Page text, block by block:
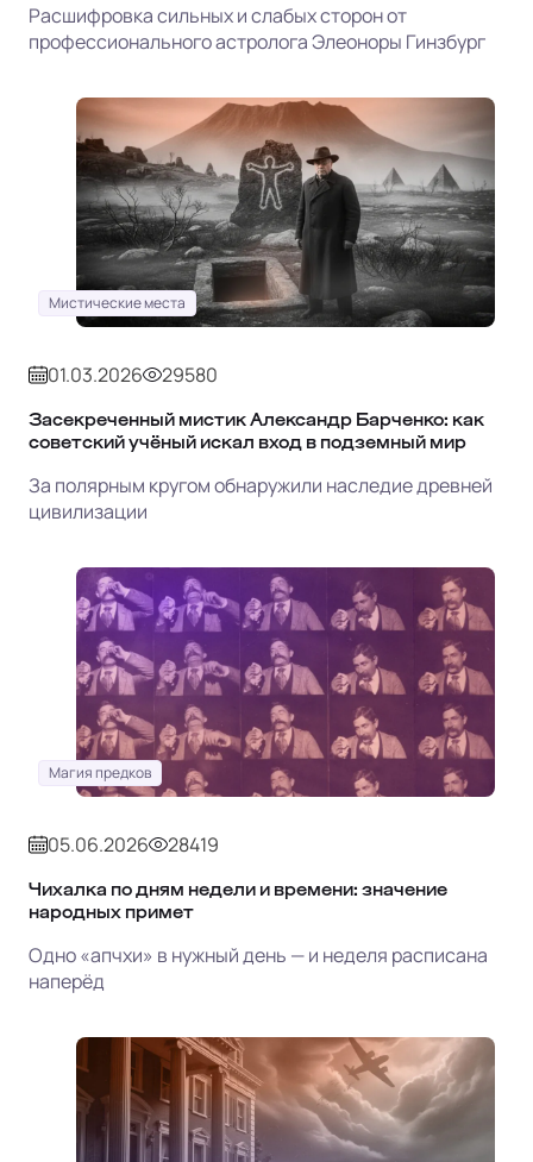
Расшифровка сильных и слабых сторон от
профессионального астролога Элеоноры Гинзбург
Мистические места
01.03.2026 29580
Засекреченный мистик Александр Барченко: как
советский учёный искал вход в подземный мир
За полярным кругом обнаружили наследие древней
цивилизации
Магия предков
05.06.2026 28419
Чихалка по дням недели и времени: значение
народных примет
Одно «апчхи» в нужный день — и неделя расписана
наперёд